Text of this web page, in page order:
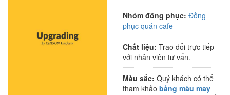
Nhóm đồng phục: Đồng
phục quán cafe
Chất liệu: Trao đổi trực tiếp
với nhân viên tư vấn.
Màu sắc: Quý khách có thể
tham khảo bảng màu may